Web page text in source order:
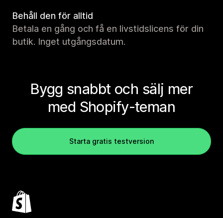
Behåll den för alltid
Betala en gång och få en livstidslicens för din
butik. Inget utgångsdatum.
Bygg snabbt och sälj mer
med Shopify-teman
Starta gratis testversion